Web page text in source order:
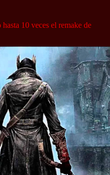
10 veces el remake de